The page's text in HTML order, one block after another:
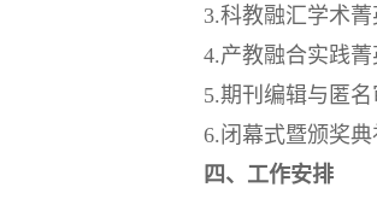
3.科教融汇学术
4.产教融合实践
5.期刊编辑与匿
6.闭幕式暨颁奖
四、工作安排